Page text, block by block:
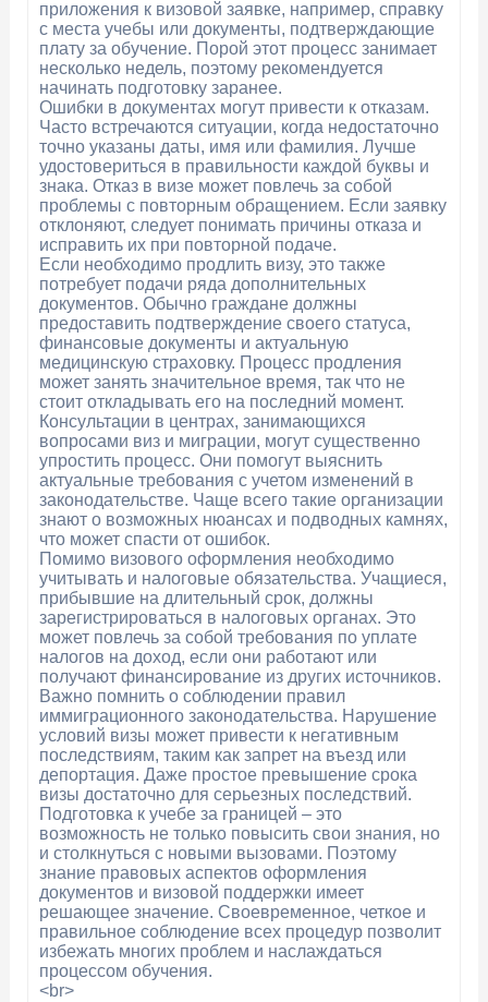
приложения к визовой заявке, например, справку
с места учебы или документы, подтверждающие
плату за обучение. Порой этот процесс занимает
несколько недель, поэтому рекомендуется
начинать подготовку заранее.
Ошибки в документах могут привести к отказам.
Часто встречаются ситуации, когда недостаточно
точно указаны даты, имя или фамилия. Лучше
удостовериться в правильности каждой буквы и
знака. Отказ в визе может повлечь за собой
проблемы с повторным обращением. Если заявку
отклоняют, следует понимать причины отказа и
исправить их при повторной подаче.
Если необходимо продлить визу, это также
потребует подачи ряда дополнительных
документов. Обычно граждане должны
предоставить подтверждение своего статуса,
финансовые документы и актуальную
медицинскую страховку. Процесс продления
может занять значительное время, так что не
стоит откладывать его на последний момент.
Консультации в центрах, занимающихся
вопросами виз и миграции, могут существенно
упростить процесс. Они помогут выяснить
актуальные требования с учетом изменений в
законодательстве. Чаще всего такие организации
знают о возможных нюансах и подводных камнях,
что может спасти от ошибок.
Помимо визового оформления необходимо
учитывать и налоговые обязательства. Учащиеся,
прибывшие на длительный срок, должны
зарегистрироваться в налоговых органах. Это
может повлечь за собой требования по уплате
налогов на доход, если они работают или
получают финансирование из других источников.
Важно помнить о соблюдении правил
иммиграционного законодательства. Нарушение
условий визы может привести к негативным
последствиям, таким как запрет на въезд или
депортация. Даже простое превышение срока
визы достаточно для серьезных последствий.
Подготовка к учебе за границей – это
возможность не только повысить свои знания, но
и столкнуться с новыми вызовами. Поэтому
знание правовых аспектов оформления
документов и визовой поддержки имеет
решающее значение. Своевременное, четкое и
правильное соблюдение всех процедур позволит
избежать многих проблем и наслаждаться
процессом обучения.
<br>